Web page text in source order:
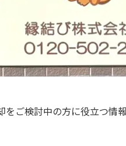
ご検討中の方に役立つ情